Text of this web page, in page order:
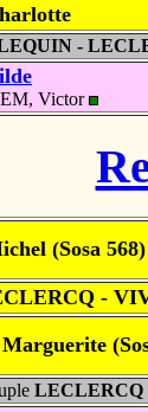
-
Victor
(Sosa 568)
-